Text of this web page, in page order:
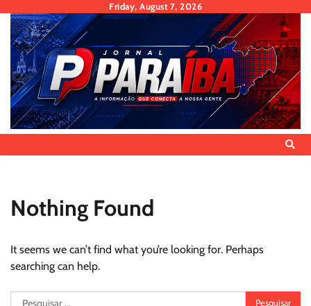
content
Friday, August 7, 2026
Nothing Found
It seems we can’t find what you’re looking for. Perhaps
searching can help.
Pesquisar